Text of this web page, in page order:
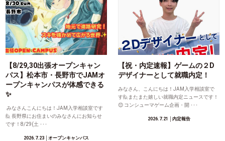
【8/29,30出張オープンキャン
パス】松本市・長野市でJAMオ
ープンキャンパスが体感できる
✨
みなさんこんにちは！JAM入学相談室です
🙋 長野県にお住まいのみなさんにお知らせ
です！8/29(土 ･･･
2026.7.23 │オープンキャンパス
【祝・内定速報】ゲームの２D
デザイナーとして就職内定！
みなさん、こんにちは！JAM入学相談室で
す🙋またまた嬉しい就職内定ニュースです！
😊 コンシューマゲーム企画・開 ･･･
2026.7.21 │内定報告